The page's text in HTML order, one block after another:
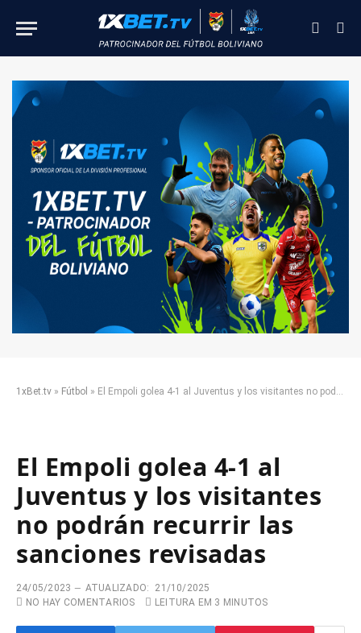
1xBet.tv » Fútbol » El Empoli golea 4-1 al Juventus y los visitantes no podrán recurrir las sanciones revisadas
El Empoli golea 4-1 al
Juventus y los visitantes
no podrán recurrir las
sanciones revisadas
24/05/2023 ATUALIZADO:
21/10/2025
NO HAY COMENTARIOS
LEITURA EM 3 MINUTOS